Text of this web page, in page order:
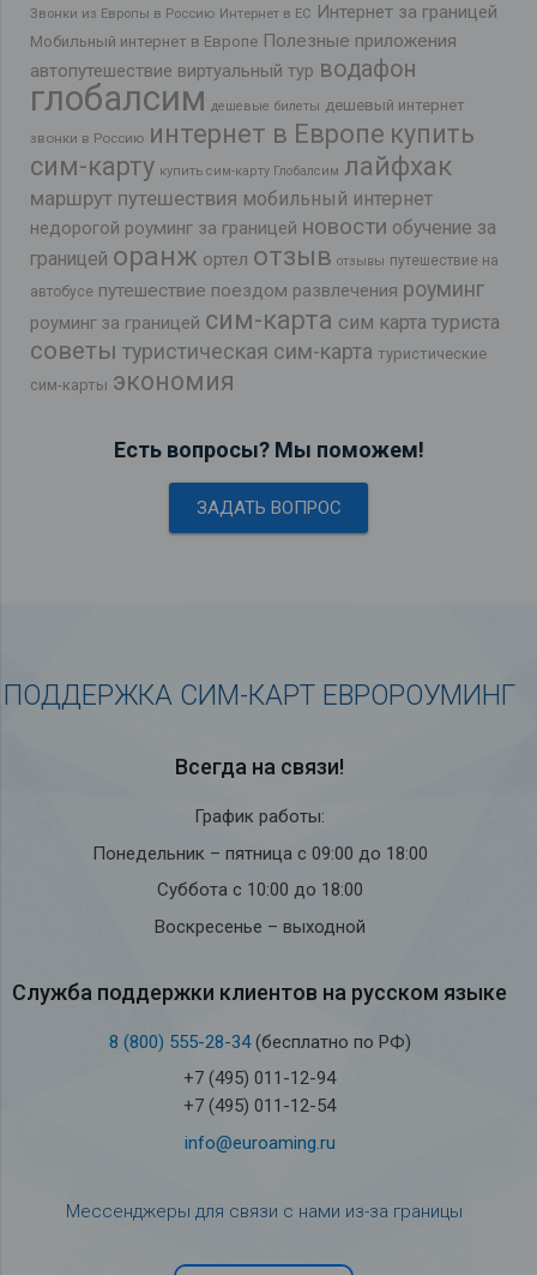
Звонки из Европы в Россию Интернет в ЕС Интернет за границей
Мобильный интернет в Европе Полезные приложения
автопутешествие виртуальный тур водафон
глобалсим дешевые билеты дешевый интернет
звонки в Россию интернет в Европе купить
сим-карту купить сим-карту Глобалсим лайфхак
маршрут путешествия мобильный интернет
недорогой роуминг за границей новости обучение за
границей оранж ортел отзыв отзывы путешествие на
автобусе путешествие поездом развлечения роуминг
роуминг за границей сим-карта сим карта туриста
советы туристическая сим-карта туристические
сим-карты экономия
Есть вопросы? Мы поможем!
ЗАДАТЬ ВОПРОС
ПОДДЕРЖКА СИМ-КАРТ ЕВРОРОУМИНГ
Всегда на связи!
График работы:
Понедельник – пятница с 09:00 до 18:00
Суббота с 10:00 до 18:00
Воскресенье – выходной
Служба под­держки кли­ен­тов на рус­ском языке
8 (800) 555-28-34(бесплатно по РФ)
+7 (495) 011-12-94
+7 (495) 011-12-54
info@euroaming.ru
Мессенджеры для связи с нами из-за границы